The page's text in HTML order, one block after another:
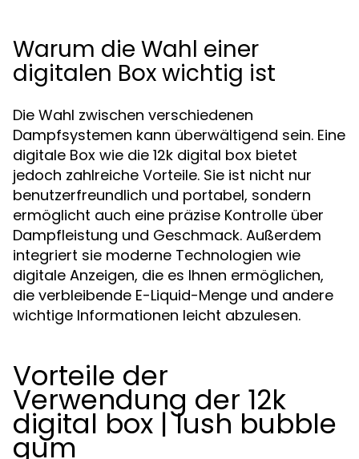
Warum die Wahl einer
digitalen Box wichtig ist
Die Wahl zwischen verschiedenen
Dampfsystemen kann überwältigend sein. Eine
digitale Box wie die 12k digital box bietet
jedoch zahlreiche Vorteile. Sie ist nicht nur
benutzerfreundlich und portabel, sondern
ermöglicht auch eine präzise Kontrolle über
Dampfleistung und Geschmack. Außerdem
integriert sie moderne Technologien wie
digitale Anzeigen, die es Ihnen ermöglichen,
die verbleibende E-Liquid-Menge und andere
wichtige Informationen leicht abzulesen.
Vorteile der
Verwendung der 12k
digital box | lush bubble
gum